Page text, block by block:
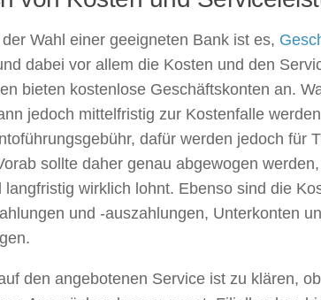
Wahl einer geeigneten Bank ist es,
dabei vor allem die Kosten und den
bieten kostenlose Geschäftskonten an.
jedoch mittelfristig zur Kostenfalle
dafür werden jedoch für
sollte daher genau abgewogen
langfristig wirklich lohnt. Ebenso sind die
und -auszahlungen, Unterkonten
den angebotenen Service ist zu klären,